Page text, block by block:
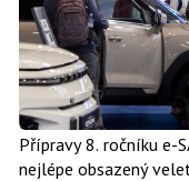
Přípravy 8. ročníku e-
nejlépe obsazený